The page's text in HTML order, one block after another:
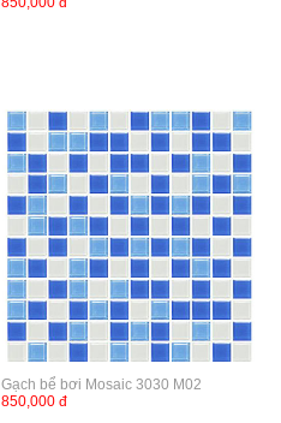
Gạch bể bơi Mosaic 3030 M02
850,000 đ